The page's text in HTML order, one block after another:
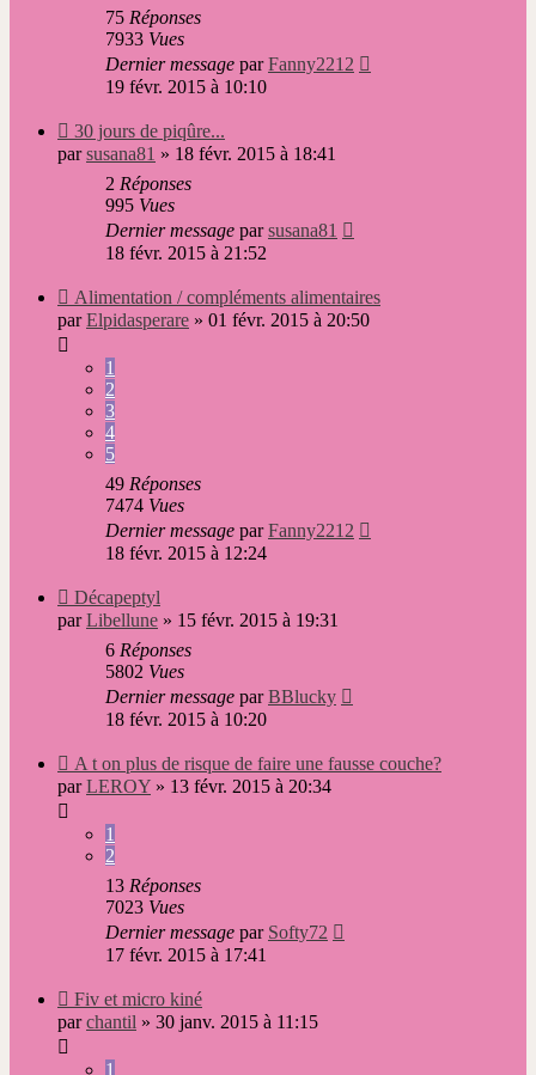
75 Réponses
7933 Vues
Dernier message parFanny2212
19 févr. 2015 à 10:10
Nouveau
message
30 jours de piqûre...
parsusana81 » 18 févr. 2015 à 18:41
2 Réponses
995 Vues
Dernier message parsusana81
18 févr. 2015 à 21:52
Nouveau
message
Alimentation / compléments alimentaires
parElpidasperare » 01 févr. 2015 à 20:50
1
2
3
4
5
49 Réponses
7474 Vues
Dernier message parFanny2212
18 févr. 2015 à 12:24
Nouveau
message
Décapeptyl
parLibellune » 15 févr. 2015 à 19:31
6 Réponses
5802 Vues
Dernier message parBBlucky
18 févr. 2015 à 10:20
Nouveau
message
A t on plus de risque de faire une fausse couche?
parLEROY » 13 févr. 2015 à 20:34
1
2
13 Réponses
7023 Vues
Dernier message par Softy72
17 févr. 2015 à 17:41
Nouveau
message
Fiv et micro kiné
parchantil » 30 janv. 2015 à 11:15
1